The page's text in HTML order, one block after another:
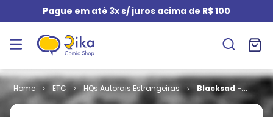
Pague em até 3x s/ juros acima de R$ 100
ETC HQs Autorais Estrangeiras
Blacksad -
Volume 4